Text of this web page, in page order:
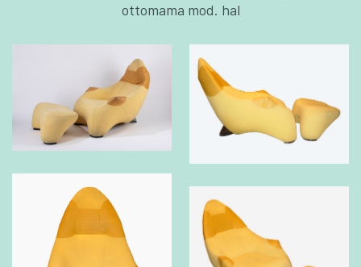
ottomama mod. hal